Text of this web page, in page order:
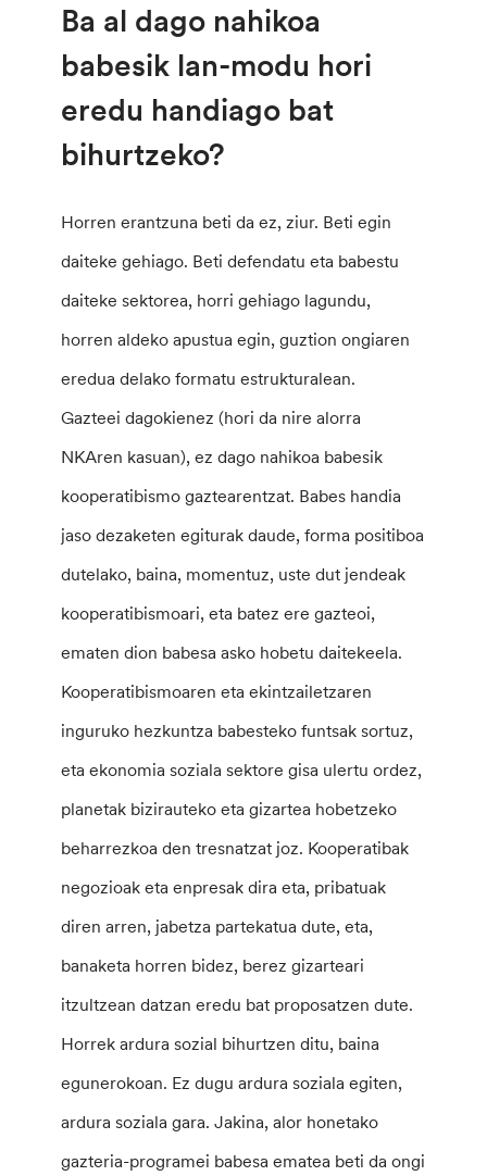
Ba al dago nahikoa
babesik lan-modu hori
eredu handiago bat
bihurtzeko?
Horren erantzuna beti da ez, ziur. Beti egin
daiteke gehiago. Beti defendatu eta babestu
daiteke sektorea, horri gehiago lagundu,
horren aldeko apustua egin, guztion ongiaren
eredua delako formatu estrukturalean.
Gazteei dagokienez (hori da nire alorra
NKAren kasuan), ez dago nahikoa babesik
kooperatibismo gaztearentzat. Babes handia
jaso dezaketen egiturak daude, forma positiboa
dutelako, baina, momentuz, uste dut jendeak
kooperatibismoari, eta batez ere gazteoi,
ematen dion babesa asko hobetu daitekeela.
Kooperatibismoaren eta ekintzailetzaren
inguruko hezkuntza babesteko funtsak sortuz,
eta ekonomia soziala sektore gisa ulertu ordez,
planetak bizirauteko eta gizartea hobetzeko
beharrezkoa den tresnatzat joz. Kooperatibak
negozioak eta enpresak dira eta, pribatuak
diren arren, jabetza partekatua dute, eta,
banaketa horren bidez, berez gizarteari
itzultzean datzan eredu bat proposatzen dute.
Horrek ardura sozial bihurtzen ditu, baina
egunerokoan. Ez dugu ardura soziala egiten,
ardura soziala gara. Jakina, alor honetako
gazteria-programei babesa ematea beti da ongi